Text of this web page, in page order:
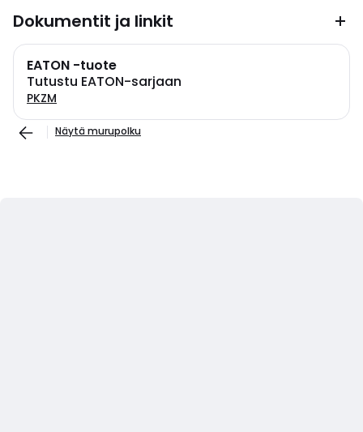
Dokumentit ja linkit
EATON -tuote
Tutustu EATON-sarjaan
PKZM
Näytä murupolku